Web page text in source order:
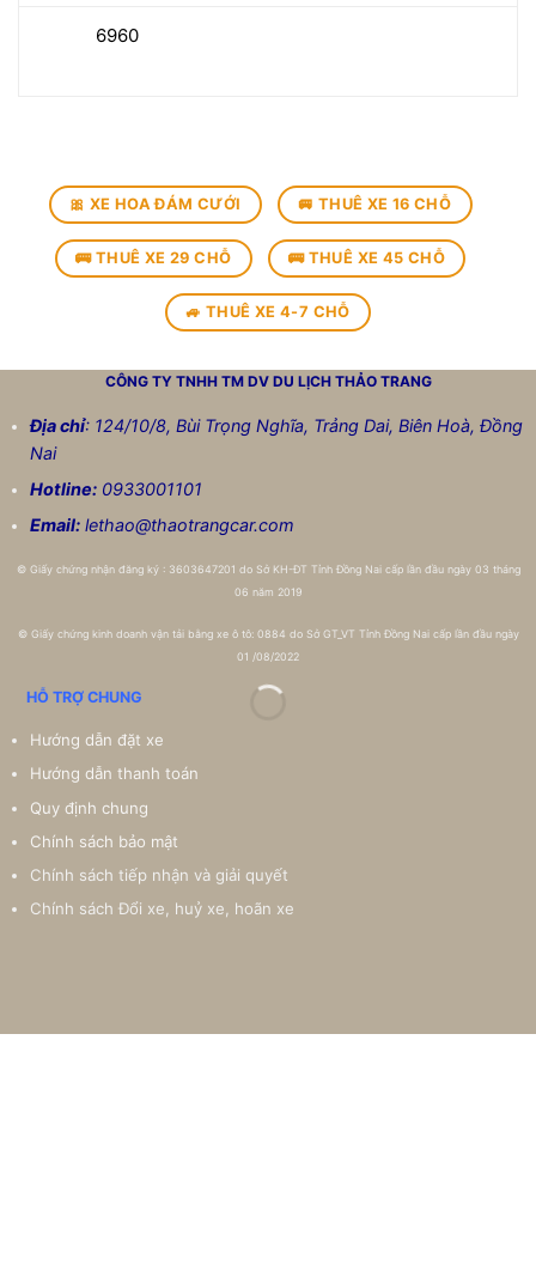
6960
🎀 XE HOA ĐÁM CƯỚI 🚐 THUÊ XE 16 CHỖ
🚌 THUÊ XE 29 CHỖ 🚌 THUÊ XE 45 CHỖ
🚙 THUÊ XE 4-7 CHỖ
CÔNG TY TNHH TM DV DU LỊCH THẢO TRANG
Địa chỉ: 124/10/8, Bùi Trọng Nghĩa, Trảng Dai, Biên Hoà, Đồng
Nai
Hotline: 0933001101
Email: lethao@thaotrangcar.com
©Giấy chứng nhận đăng ký : 3603647201 do Sở KH-ĐT Tỉnh Đồng Nai cấp lần đầu ngày 03 tháng
06 năm 2019
©Giấy chứng kinh doanh vận tải bằng xe ô tô: 0884 do Sở GT_VT Tỉnh Đồng Nai cấp lần đầu ngày
01 /08/2022
HỖ TRỢ CHUNG
Hướng dẫn đặt xe
Hướng dẫn thanh toán
Quy định chung
Chính sách bảo mật
Chính sách tiếp nhận và giải quyết
Chính sách Đổi xe, huỷ xe, hoãn xe